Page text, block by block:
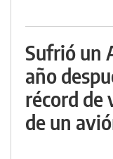
Sufrió un
año
récord de
de un